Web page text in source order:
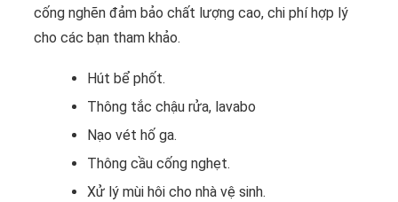
cống nghẽn đảm bảo chất lượng cao, chi phí hợp lý
cho các bạn tham khảo.
Hút bể phốt.
Thông tắc chậu rửa, lavabo
Nạo vét hố ga.
Thông cầu cống nghẹt.
Xử lý mùi hôi cho nhà vệ sinh.